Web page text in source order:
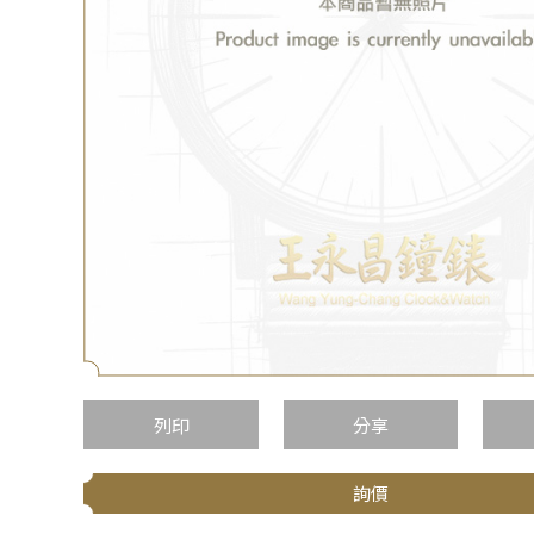
列印 分享
詢價